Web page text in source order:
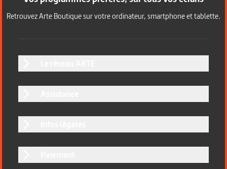
Retrouvez Arte Boutique sur votre ordinateur, smartphone et tablette.